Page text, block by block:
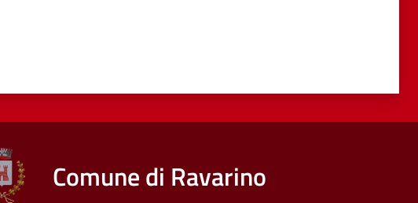
Comune di Ravarino